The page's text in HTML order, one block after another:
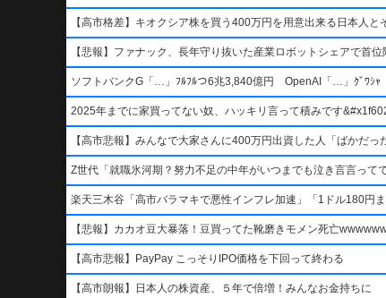
【高市格差】キオクシア株を買う400万円を用意出来る日本人
【悲報】ファナック、長年守り抜いた産業ロボットシェアで首
ソフトバンクG「…」ﾌﾙﾌﾙつ6兆3,840億円 OpenAI「…」ｸﾞﾜｼｬ
2025年までに家買ってない奴、ハッキリ言って積みです
【高市悲報】みんなで大家さんに400万円出資した人「ばかだっ
Z世代「就職氷河期？努力不足の中年がいつまでも泣き言言って
楽天三木谷「高市バラマキで悪性インフレ加速」「1ドル180円
【悲報】カカオ豆大暴落！豆買ってた靴磨きモメン死亡
【高市悲報】PayPay こっそりIPO価格を下回って終わる
【高市朗報】日本人の株資産、５年で倍増！みんなお金持ちに